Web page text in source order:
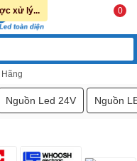
0
Nguồn Led 24V Nguồn
xử lý...